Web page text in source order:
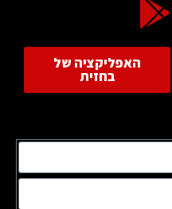
האפליקציה של
בחזית